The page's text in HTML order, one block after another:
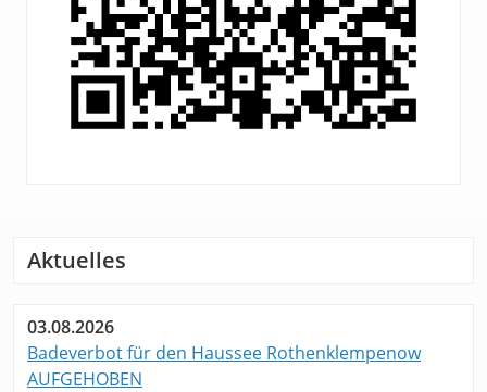
Aktuelles
03.08.2026
Badeverbot für den Haussee Rothenklempenow
AUFGEHOBEN